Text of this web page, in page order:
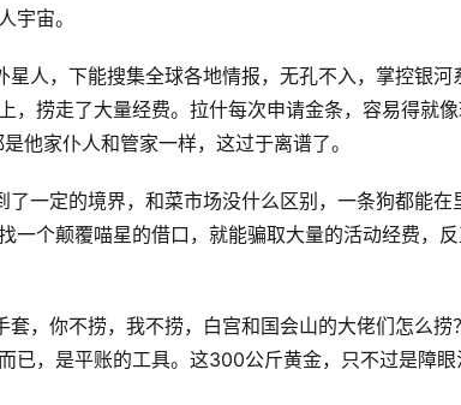
宇宙。
星人，下能搜集全球各地情报，无孔不入，掌控银
，捞走了大量经费。拉什每次申请金条，容易得就
他家仆人和管家一样，这过于离谱了。
一定的境界，和菜市场没什么区别，一条狗都能在
一个颠覆喵星的借口，就能骗取大量的活动经费，
，你不捞，我不捞，白宫和国会山的大佬们怎么捞
已，是平账的工具。这300公斤黄金，只不过是障